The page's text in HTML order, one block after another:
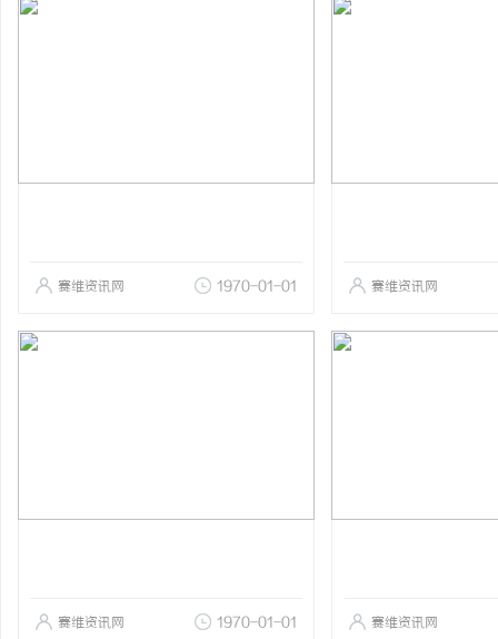
赛维资讯网 1970-01-01 赛维资讯网
赛维资讯网 1970-01-01 赛维资讯网